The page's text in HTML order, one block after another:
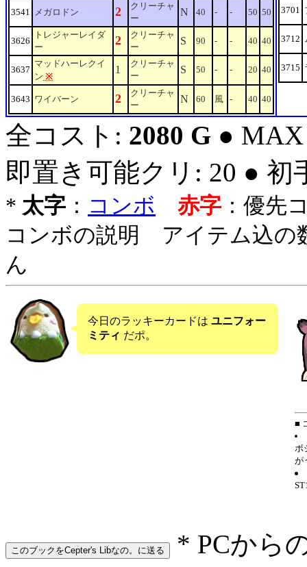
3541 メガロドン 2
クリーチャ
ー
N 40 - - 50 50
3626
トレジャーレイダ
ー
2
クリーチャ
ー
S 90 - - 40 40
3637
マッドハーレクイ
ン ※
1
クリーチャ
ー
S 50 - - 20 40
3643 ワイバーン 2
クリーチャ
ー
N 60 風 - 40 40
3701
3712
3715
全コスト: 2080 G ●
即置き可能クリ: 20 ● 初
* 太字 ： コンボ 赤字 ：優先
コンボの説明 アイテム込の
ん
今日のラッキーカードは ユニフォー
ミティ だポ。
■
ボ
が
* PCから